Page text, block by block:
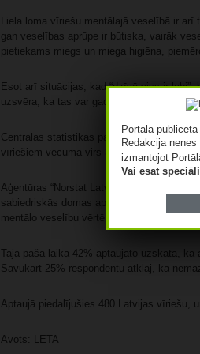
Liela loma vīriešu mentālajā veselībā ir
gan veselības aprūpe ir būtiska, vairāk
pietiekams miegs un miega higiēna,
Esot arī situācijas, kad “dzīvē viss ir
uzsvēra, ka tas var gadīties katram, un
Centrālās statistikas pārvaldes dati
vīriešiem vecumā virs 35 gadiem un
Aģentūras “Norstat Latvija” un sociālās
sabiedriskās domas aptauja liecina, ka
mentālo veselību vērtē kā sliktu vai ļoti
Tajā pašā laikā 42% aptaujāto uzskata, ka
Savukārt 25% respondentu atklāj, ka
Aptaujā piedalījušies 480 Latvijas vīriešu,
Avots: LETA
Portālā
Redakcija
izmantojot
Vai esat